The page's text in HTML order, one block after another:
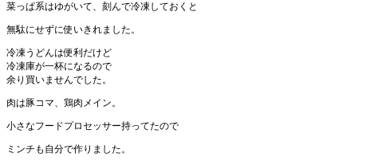
菜っぱ系はゆがいて、刻んで冷凍しておくと
無駄にせずに使いきれました。
冷凍うどんは便利だけど
冷凍庫が一杯になるので
余り買いませんでした。
肉は豚コマ、鶏肉メイン。
小さなフードプロセッサー持ってたので
ミンチも自分で作りました。